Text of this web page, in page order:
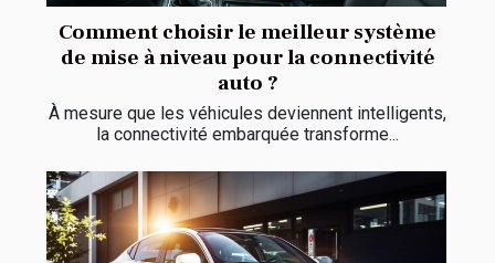
Comment choisir le meilleur système
de mise à niveau pour la connectivité
auto ?
À mesure que les véhicules deviennent intelligents,
la connectivité embarquée transforme...